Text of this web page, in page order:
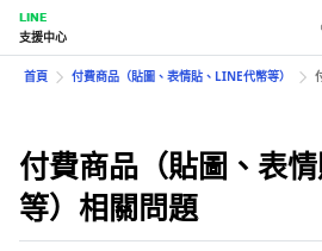
LINE
支援中心
首頁 付費商品（貼圖、表情貼、LINE代幣等）
付費商品（貼圖、表
等）相關問題